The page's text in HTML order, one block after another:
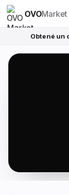
OVOMarket
Obtené un